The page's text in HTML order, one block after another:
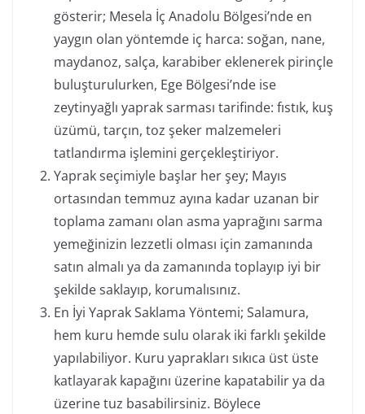
gösterir; Mesela İç Anadolu Bölgesi’nde en
yaygın olan yöntemde iç harca: soğan, nane,
maydanoz, salça, karabiber eklenerek pirinçle
buluşturulurken, Ege Bölgesi’nde ise
zeytinyağlı yaprak sarması tarifinde: fıstık, kuş
üzümü, tarçın, toz şeker malzemeleri
tatlandırma işlemini gerçekleştiriyor.
Yaprak seçimiyle başlar her şey; Mayıs
ortasından temmuz ayına kadar uzanan bir
toplama zamanı olan asma yaprağını sarma
yemeğinizin lezzetli olması için zamanında
satın almalı ya da zamanında toplayıp iyi bir
şekilde saklayıp, korumalısınız.
En İyi Yaprak Saklama Yöntemi; Salamura,
hem kuru hemde sulu olarak iki farklı şekilde
yapılabiliyor. Kuru yaprakları sıkıca üst üste
katlayarak kapağını üzerine kapatabilir ya da
üzerine tuz basabilirsiniz. Böylece